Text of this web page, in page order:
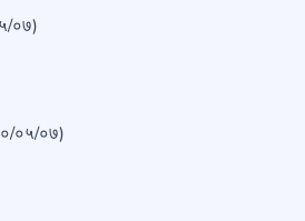
०७)
०५/०७)